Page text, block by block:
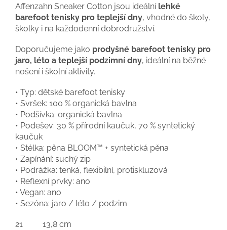
Affenzahn Sneaker Cotton jsou ideální lehké
barefoot tenisky pro teplejší dny, vhodné do školy,
školky i na každodenní dobrodružství.
Doporučujeme jako prodyšné barefoot tenisky pro
jaro, léto a teplejší podzimní dny, ideální na běžné
nošení i školní aktivity.
• Typ: dětské barefoot tenisky
• Svršek: 100 % organická bavlna
• Podšívka: organická bavlna
• Podešev: 30 % přírodní kaučuk, 70 % syntetický
kaučuk
• Stélka: pěna BLOOM™ + syntetická pěna
• Zapínání: suchý zip
• Podrážka: tenká, flexibilní, protiskluzová
• Reflexní prvky: ano
• Vegan: ano
• Sezóna: jaro / léto / podzim
21
13,8 cm